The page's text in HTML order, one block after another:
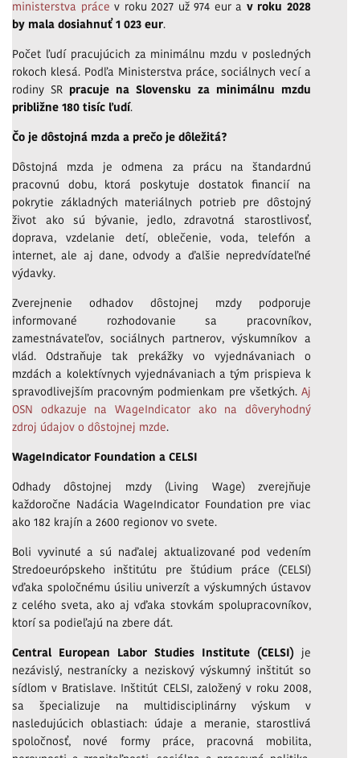
ministerstva práce v roku 2027 už 974 eur a v roku 2028
by mala dosiahnuť 1 023 eur.
Počet ľudí pracujúcich za minimálnu mzdu v posledných
rokoch klesá. Podľa Ministerstva práce, sociálnych vecí a
rodiny SR pracuje na Slovensku za minimálnu mzdu
približne 180 tisíc ľudí.
Čo je dôstojná mzda a prečo je dôležitá?
Dôstojná mzda je odmena za prácu na štandardnú
pracovnú dobu, ktorá poskytuje dostatok financií na
pokrytie základných materiálnych potrieb pre dôstojný
život ako sú bývanie, jedlo, zdravotná starostlivosť,
doprava, vzdelanie detí, oblečenie, voda, telefón a
internet, ale aj dane, odvody a ďalšie nepredvídateľné
výdavky.
Zverejnenie odhadov dôstojnej mzdy podporuje
informované rozhodovanie sa pracovníkov,
zamestnávateľov, sociálnych partnerov, výskumníkov a
vlád. Odstraňuje tak prekážky vo vyjednávaniach o
mzdách a kolektívnych vyjednávaniach a tým prispieva k
spravodlivejším pracovným podmienkam pre všetkých. Aj
OSN odkazuje na WageIndicator ako na dôveryhodný
zdroj údajov o dôstojnej mzde.
WageIndicator Foundation a CELSI
Odhady dôstojnej mzdy (Living Wage) zverejňuje
každoročne Nadácia WageIndicator Foundation pre viac
ako 182 krajín a 2600 regionov vo svete.
Boli vyvinuté a sú naďalej aktualizované pod vedením
Stredoeurópskeho inštitútu pre štúdium práce (CELSI)
vďaka spoločnému úsiliu univerzít a výskumných ústavov
z celého sveta, ako aj vďaka stovkám spolupracovníkov,
ktorí sa podieľajú na zbere dát.
Central European Labor Studies Institute (CELSI) je
nezávislý, nestranícky a neziskový výskumný inštitút so
sídlom v Bratislave. Inštitút CELSI, založený v roku 2008,
sa špecializuje na multidisciplinárny výskum v
nasledujúcich oblastiach: údaje a meranie, starostlivá
spoločnosť, nové formy práce, pracovná mobilita,